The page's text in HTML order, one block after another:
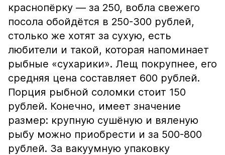
краснопёрку — за 250, вобла свежего
посола обойдётся в 250-300 рублей,
столько же хотят за сухую, есть
любители и такой, которая напоминает
рыбные «сухарики». Лещ покрупнее, его
средняя цена составляет 600 рублей.
Порция рыбной соломки стоит 150
рублей. Конечно, имеет значение
размер: крупную сушёную и вяленую
рыбу можно приобрести и за 500-800
рублей. За вакуумную упаковку